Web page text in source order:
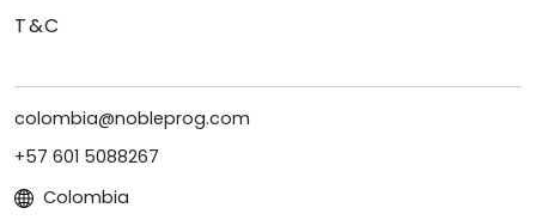
T&C
colombia@nobleprog.com
+57 601 5088267
Colombia